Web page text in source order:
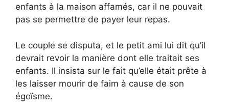
enfants à la maison affamés, car il ne pouvait
pas se permettre de payer leur repas.
Le couple se disputa, et le petit ami lui dit qu’il
devrait revoir la manière dont elle traitait ses
enfants. Il insista sur le fait qu’elle était prête à
les laisser mourir de faim à cause de son
égoïsme.